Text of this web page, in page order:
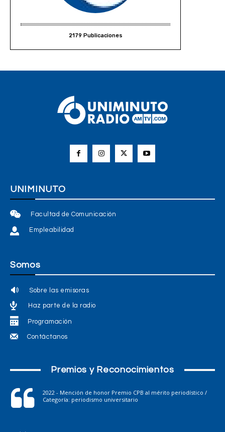
2179 Publicaciones
UNIMINUTO
Facultad de Comunicación
Empleabilidad
Somos
Sobre las emisoras
Haz parte de la radio
Programación
Contáctanos
Premios y Reconocimientos
2022 - Mención de honor Premio CPB al mérito periodístico /
Categoría: periodismo universitario